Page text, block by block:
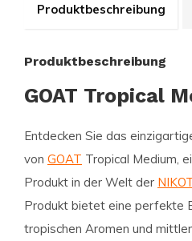
Produktbeschreibung
Produktbeschreibung
GOAT Tropical
Entdecken Sie das
von GOAT Tropical Medium,
Produkt in der Welt der
Produkt bietet eine perfekte
tropischen Aromen und